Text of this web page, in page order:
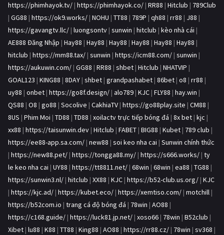
https://phimhayok.tv/ | https://phimhayok.co/ | RR88 | Hitclub | 789Club
| GG88 | https://ok9.works/ | NOHU | TT88 | 789P | qh88 | rr88 | J88 |
https://gavangtv.llc/ | luongsontv | sunwin | hitclub | kèo nhà cái |
AE888 Đăng Nhập | Hay88 | Hay88 | Hay88 | Hay88 | Hay88 | Hay88 |
hitclub | https://mm88.tax/ | sunwin | https://icm88.com/ | sunwin |
https://aukuwin.com/ | GG88 | RR88 | shbet | Hitclub | NHATVIP |
GOAL123 | KING88 | 8DAY | shbet | grandpashabet | 86bet | o8 | rr88 |
uy88 | onbet | https://go8f.design/ | alo789 | KJC | FLY88 | hay.win |
QS88 | O8 | go88 | Socolive | CakhiaTV | https://go88play.site | CM88 |
8US | Phim Moi | TD88 | TD88 | xoilactv trực tiếp bóng đá | 8x bet | kjc |
xx88 | https://taisunwin.dev | Hitclub | FABET | BIG88 | Kubet | 789 club |
https://ee88-app.sa.com/ | new88 | soi keo nha cai | Sunwin chính thức
| https://new88.pet/ | https://tongga88.my/ | https://s666.works/ | ty
le keo nha cai | UY88 | https://tt8811.net/ | 68win | 68win | ea88 | TG88 |
https://sunwin3.nl/ | hitclub | XX88 | KJC | https://b52-club.us.org/ | KJC
| https://kjc.ad/ | https://kubet.eco/ | https://xemtiso.com/ | motchill |
https://b52com.io | trang cá độ bóng đá | 78win | AO88 |
https://c168.guide/ | https://luck81.jp.net/ | xoso66 | 78win | B52club |
Xibet | lu88 | K88 | TT88 | King88 | AO88 | https://rr88.cz/ | 78win | sv368 |